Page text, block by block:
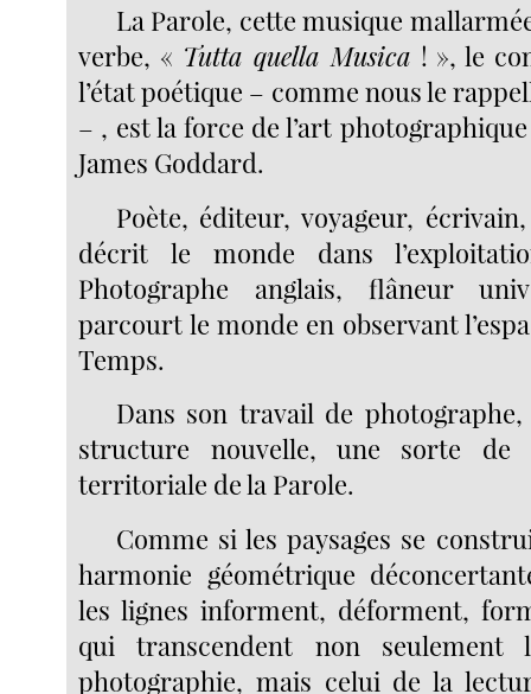
La Parole, cette musique
verbe, « Tutta quella Musica ! », le
l’état poétique – comme nous le
– , est la force de l’art
James Goddard.
Poète, éditeur, voyageur,
décrit le monde dans
Photographe anglais, flâneur
parcourt le monde en observant
Temps.
Dans son travail de
structure nouvelle, une sorte de
territoriale de la Parole.
Comme si les paysages se
harmonie géométrique
les lignes informent, déforment,
qui transcendent non
photographie, mais celui de la